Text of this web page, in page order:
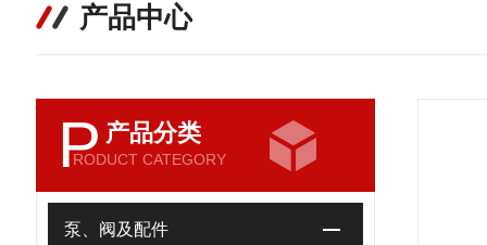
产品中心
P 产品分类
RODUCT CATEGORY
泵、阀及配件